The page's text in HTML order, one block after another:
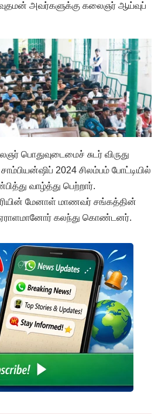
அவர்களுக்கு கலைஞர் ஆய்வுப்
பொதுவுடைமைச் சுடர் விருது
2024 சிலம்பம் போட்டியில்
வாழ்த்து பெற்றார்.
மேனாள் மாணவர் சங்கத்தின்
ஏராளமானோர் கலந்து கொண்டனர்.